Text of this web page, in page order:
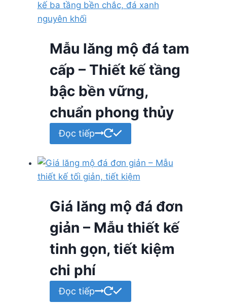
Mẫu lăng mộ đá tam
cấp – Thiết kế tầng
bậc bền vững,
chuẩn phong thủy
Đọc tiếp
Giá lăng mộ đá đơn
giản – Mẫu thiết kế
tinh gọn, tiết kiệm
chi phí
Đọc tiếp